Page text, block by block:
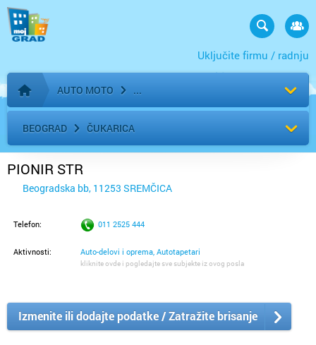
Uključite firmu / radnju
Početna stranica
AUTO MOTO
BEOGRAD ČUKARICA
PIONIR STR
Beogradska bb, 11253 SREMČICA
Telefon: 011 2525 444
Aktivnosti: Auto-delovi i oprema, Autotapetari
kliknite ovde i pogledajte sve subjekte iz ovog posla
Izmenite ili dodajte podatke / Zatražite brisanje